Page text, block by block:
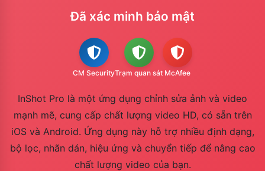
Đã xác minh bảo mật
CM SecurityTrạm quan sát McAfee
InShot Pro là một ứng dụng chỉnh sửa ảnh và video
mạnh mẽ, cung cấp chất lượng video HD, có sẵn trên
iOS và Android. Ứng dụng này hỗ trợ nhiều định dạng,
bộ lọc, nhãn dán, hiệu ứng và chuyển tiếp để nâng cao
chất lượng video của bạn.